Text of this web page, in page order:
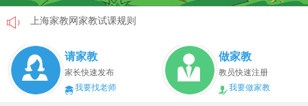
上海家教网家教试课规则
上海家教网免责声明
教员首次给家长打电话注意事项
上海家教网教员首次上门试教注意事项
请家教
家长快速发布
我要找老师
做家教
教员快速注册
我要做家教